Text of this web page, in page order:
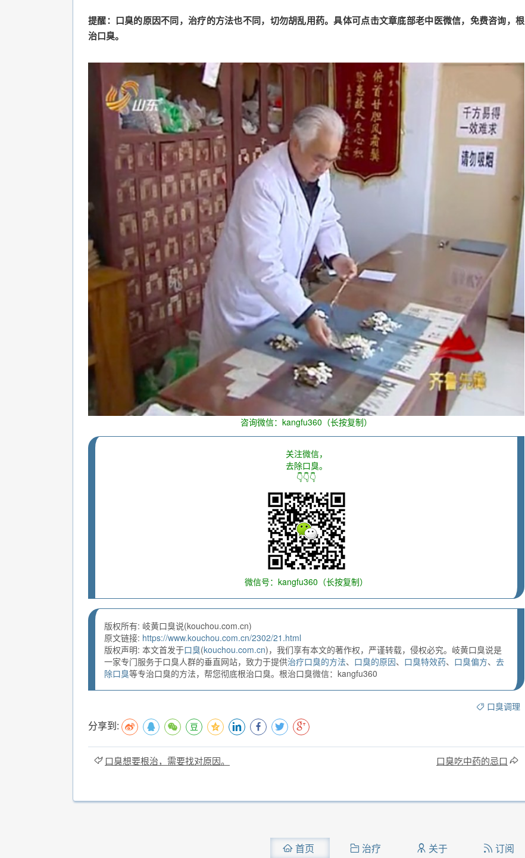
提醒：口臭的原因不同，治疗的方法也不同，切勿胡乱用药。具体可点击文章底部老中医微信，免费咨询，根
治口臭。
咨询微信：kangfu360（长按复制）
关注微信，
去除口臭。
👇👇👇
微信号：kangfu360（长按复制）
版权所有: 岐黄口臭说(kouchou.com.cn)
原文链接: https://www.kouchou.com.cn/2302/21.html
版权声明: 本文首发于口臭(kouchou.com.cn)，我们享有本文的著作权，严谨转载，侵权必究。岐黄口臭说是
一家专门服务于口臭人群的垂直网站，致力于提供治疗口臭的方法、 口臭的原因、 口臭特效药、 口臭偏方、 去
除口臭等专治口臭的方法，帮您彻底根治口臭。根治口臭微信：kangfu360
口臭调理
分享到:
口臭想要根治，需要找对原因。 口臭吃中药的忌口
首页 治疗 关于 订阅